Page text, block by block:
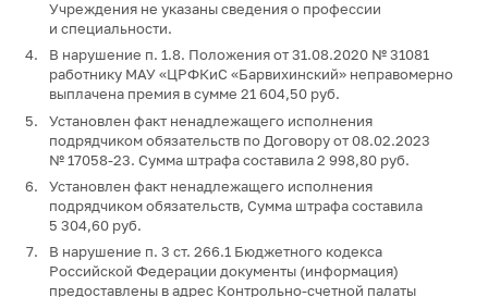
Учреждения не указаны сведения о профессии
и специальности.
В нарушение п. 1.8. Положения от 31.08.2020 № 31081
работнику МАУ «ЦРФКиС «Барвихинский» неправомерно
выплачена премия в сумме 21 604,50 руб.
Установлен факт ненадлежащего исполнения
подрядчиком обязательств по Договору от 08.02.2023
№ 17058-23. Сумма штрафа составила 2 998,80 руб.
Установлен факт ненадлежащего исполнения
подрядчиком обязательств, Сумма штрафа составила
5 304,60 руб.
В нарушение п. 3 ст. 266.1 Бюджетного кодекса
Российской Федерации документы (информация)
предоставлены в адрес Контрольно-счетной палаты